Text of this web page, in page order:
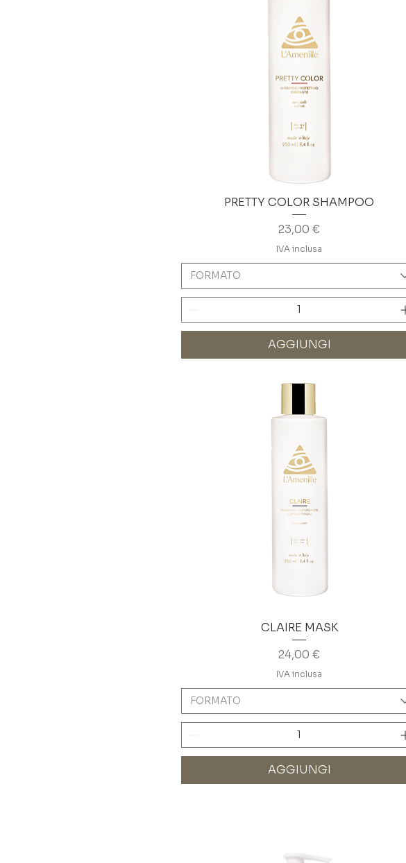
PRETTY COLOR SHAMPOO
Prezzo
23,00 €
IVA inclusa
FORMATO
AGGIUNGI
CLAIRE MASK
Prezzo
24,00 €
IVA inclusa
FORMATO
AGGIUNGI